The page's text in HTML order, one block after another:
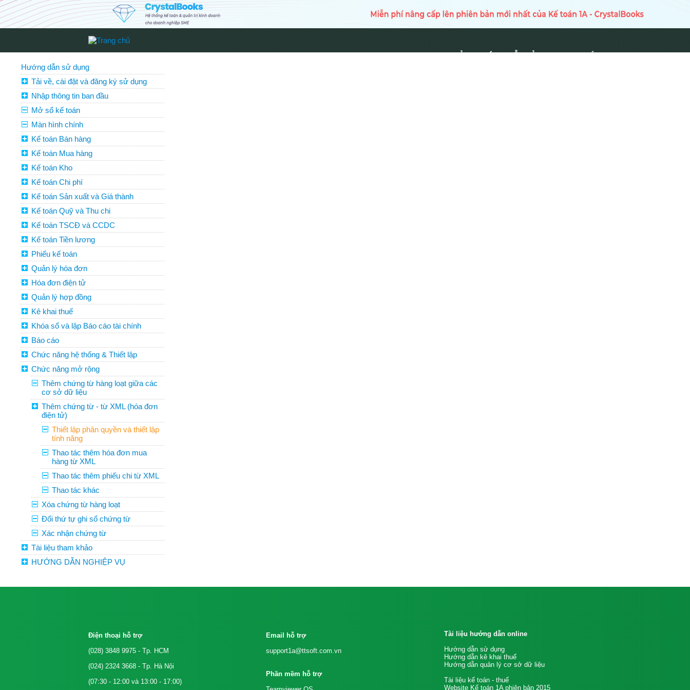
TRANG CHỦ HƯỚNG DẪN SỬ DỤNG TIN TỨC
Hướng dẫn sử dụng
Tải về, cài đặt và đăng ký sử dụng
Nhập thông tin ban đầu
Mở sổ kế toán
Màn hình chính
Kế toán Bán hàng
Kế toán Mua hàng
Kế toán Kho
Kế toán Chi phí
Kế toán Sản xuất và Giá thành
Kế toán Quỹ và Thu chi
Kế toán TSCĐ và CCDC
Kế toán Tiền lương
Phiếu kế toán
Quản lý hóa đơn
Hóa đơn điện tử
Quản lý hợp đồng
Kê khai thuế
Khóa sổ và lập Báo cáo tài chính
Báo cáo
Chức năng hệ thống & Thiết lập
Chức năng mở rộng
Thêm chứng từ hàng loạt giữa các
cơ sở dữ liệu
Thêm chứng từ - từ XML (hóa đơn
điện tử)
Thiết lập phân quyền và thiết lập
tính năng
Thao tác thêm hóa đơn mua
hàng từ XML
Thao tác thêm phiếu chi từ XML
Thao tác khác
Xóa chứng từ hàng loạt
Đổi thứ tự ghi sổ chứng từ
Xác nhận chứng từ
Tài liệu tham khảo
HƯỚNG DẪN NGHIỆP VỤ
Điện thoại hỗ trợ
(028) 3848 9975 - Tp. HCM
(024) 2324 3668 - Tp. Hà Nội
(07:30 - 12:00 và 13:00 - 17:00)
Email hỗ trợ
support1a@ttsoft.com.vn
Phần mềm hỗ trợ
Tài liệu hướng dẫn online
Hướng dẫn sử dụng
Hướng dẫn kê khai thuế
Hướng dẫn quản lý cơ sở dữ liệu
Tài liệu kế toán - thuế
Website Kế toán 1A phiên bản 2015